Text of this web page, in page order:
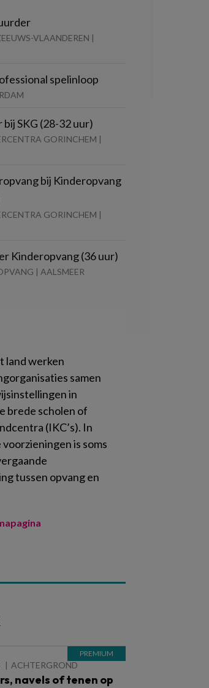
VLAANDEREN |
spelinloop
SKG (28-32 uur)
GORINCHEM |
bij Kinderopvang
GORINCHEM |
Kinderopvang (36 uur)
| AALSMEER
land werken
samen
in
brede scholen of
(IKC’s). In
is soms
tussen opvang en
ACHTERGROND
navels of tenen op